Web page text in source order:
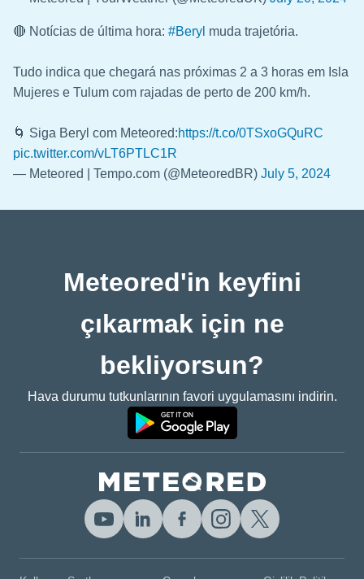
🔴 Notícias de última hora: #Beryl muda trajetória.
Tudo indica que chegará nas próximas 2 a 3 horas em Isla
Mujeres e Tulum com rajadas de perto de 200 km/h.
🌀 Siga Beryl com Meteored:https://t.co/0TSxoGQuRC
pic.twitter.com/vLT6PTLC1R
— Meteored | Tempo.com (@MeteoredBR) July 5, 2024
Meteored'in keyfini
çıkarmak için ne
bekliyorsun?
Hava durumu tutkunlarının favori uygulamasını indirin.